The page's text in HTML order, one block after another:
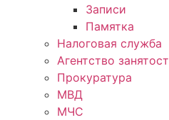
Записи
Памятка
Налоговая служба
Агентство
Прокуратура
МВД
МЧС